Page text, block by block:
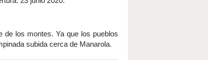
de los montes. Ya que los pueblos
subida cerca de Manarola.